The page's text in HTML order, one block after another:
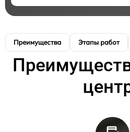
Преимущества Этапы работ